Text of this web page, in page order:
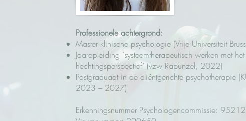
Professionele achtergrond:
Master klinische psychologie (Vrije Universiteit
Jaaropleiding ‘systeemtherapeutisch werken met het
hechtingsperspectief’ (vzw Rapunzel, 2022)
Postgraduaat in de cliëntgerichte psychotherapie
2023 – 2027)
Erkenningsnummer Psychologencommissie: